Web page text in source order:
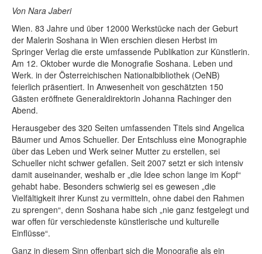
Von Nara Jaberi
Wien. 83 Jahre und über 12000 Werkstücke nach der Geburt
der Malerin Soshana in Wien erschien diesen Herbst im
Springer Verlag die erste umfassende Publikation zur Künstlerin.
Am 12. Oktober wurde die Monografie Soshana. Leben und
Werk. in der Österreichischen Nationalbibliothek (OeNB)
feierlich präsentiert. In Anwesenheit von geschätzten 150
Gästen eröffnete Generaldirektorin Johanna Rachinger den
Abend.
Herausgeber des 320 Seiten umfassenden Titels sind Angelica
Bäumer und Amos Schueller. Der Entschluss eine Monographie
über das Leben und Werk seiner Mutter zu erstellen, sei
Schueller nicht schwer gefallen. Seit 2007 setzt er sich intensiv
damit auseinander, weshalb er „die Idee schon lange im Kopf“
gehabt habe. Besonders schwierig sei es gewesen „die
Vielfältigkeit ihrer Kunst zu vermitteln, ohne dabei den Rahmen
zu sprengen“, denn Soshana habe sich „nie ganz festgelegt und
war offen für verschiedenste künstlerische und kulturelle
Einflüsse“.
Ganz in diesem Sinn offenbart sich die Monografie als ein